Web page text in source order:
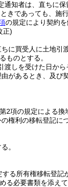
知者は、直ちに
であっても、施
の規定により契約
正)
に買受人に土地引
ものとする。
しを受けた日か
があるとき、及び
2項の規定による
権利の移転登記に
。
する所有権移転登記
る必要書類を添え